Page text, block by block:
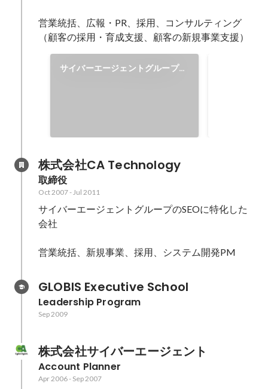
営業統括、広報・PR、採用、コンサルティング
（顧客の採用・育成支援、顧客の新規事業支援）
サイバーエージェントグループで
株式会社CA Technology
取締役
Oct 2007-Jul 2011
サイバーエージェントグループのSEOに特化した
会社
営業統括、新規事業、採用、システム開発PM
GLOBIS Executive School
Leadership Program
Sep 2009
株式会社サイバーエージェント
Account Planner
Apr 2006- Sep 2007